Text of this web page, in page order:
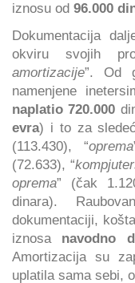
iznosu od 96.000
Dokumentacija
okviru svojih
amortizacije”. Od
namenjene
naplatio 720.000
evra) i to za
(113.430), “oprema
(72.633), “
oprema” (čak
dinara).
dokumentaciji,
iznosa navodno
Amortizacija su
uplatila sama sebi,